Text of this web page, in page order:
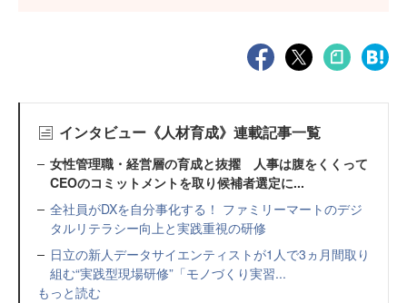
インタビュー《人材育成》連載記事一覧
女性管理職・経営層の育成と抜擢 人事は腹をくくって
CEOのコミットメントを取り候補者選定に...
全社員がDXを自分事化する！ ファミリーマートのデジ
タルリテラシー向上と実践重視の研修
日立の新人データサイエンティストが1人で3ヵ月間取り
組む“実践型現場研修”「モノづくり実習...
もっと読む